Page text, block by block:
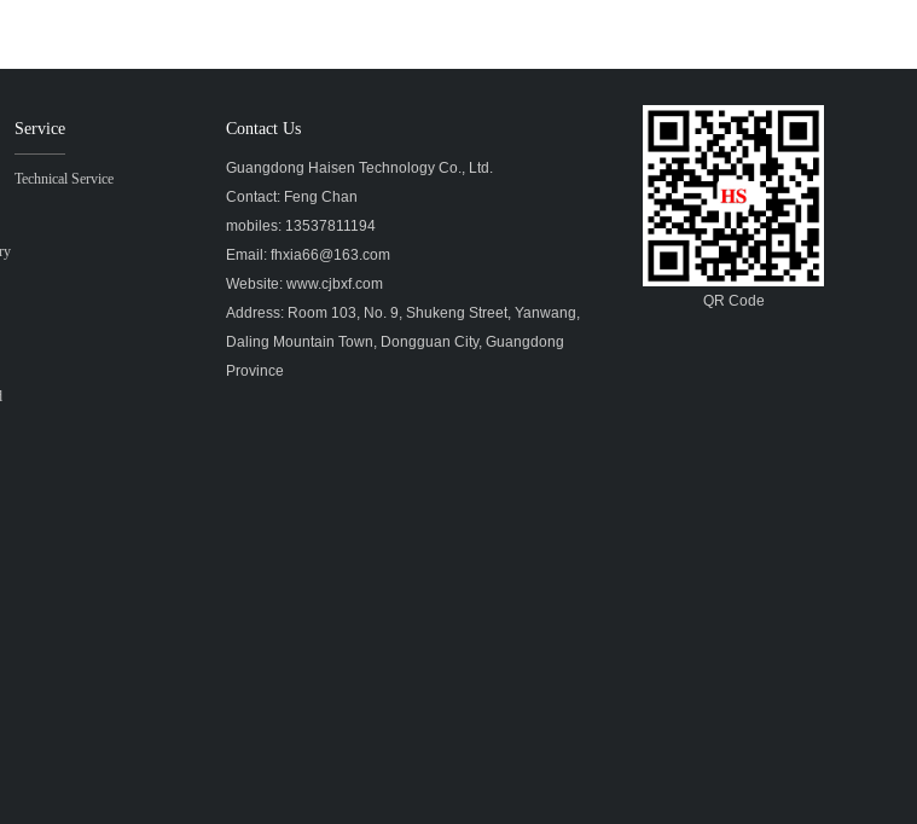
Service
Technical Service
Contact Us
Guangdong Haisen Technology Co., Ltd.
Contact: Feng Chan
mobiles: 13537811194
Email: fhxia66@163.com
Website: www.cjbxf.com
Address: Room 103, No. 9, Shukeng Street, Yanwang,
Daling Mountain Town, Dongguan City, Guangdong
Province
QR Code